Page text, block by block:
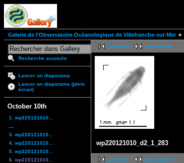
Galerie de l'Observatoire Océanologique de Villefranche-sur-Mer
Recherche avancée
Lancer un diaporama
Lancer un diaporama (plein
écran)
October 10th
1. wp220121010...
3. wp220121010...
4. wp220121010...
5. wp220121010...
6. wp220121010...
première précédente
wp220121010_d2_1_283
première précédente